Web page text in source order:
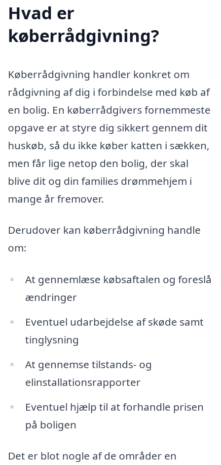
Hvad er
køberrådgivning?
Køberrådgivning handler konkret om
rådgivning af dig i forbindelse med køb af
en bolig. En køberrådgivers fornemmeste
opgave er at styre dig sikkert gennem dit
huskøb, så du ikke køber katten i sækken,
men får lige netop den bolig, der skal
blive dit og din families drømmehjem i
mange år fremover.
Derudover kan køberrådgivning handle
om:
At gennemlæse købsaftalen og foreslå
ændringer
Eventuel udarbejdelse af skøde samt
tinglysning
At gennemse tilstands- og
elinstallationsrapporter
Eventuel hjælp til at forhandle prisen
på boligen
Det er blot nogle af de områder en